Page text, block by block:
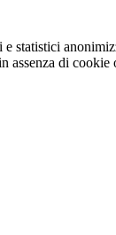
statistici
assenza di